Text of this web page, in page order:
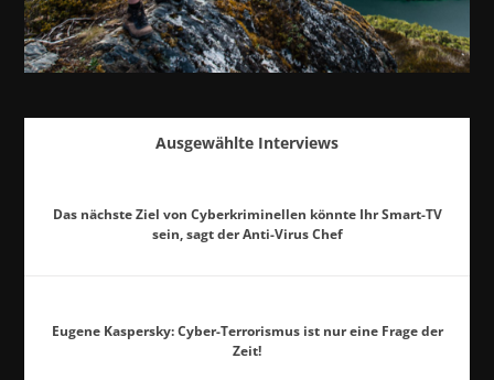
Ausgewählte Interviews
Das nächste Ziel von Cyberkriminellen könnte Ihr Smart-TV
sein, sagt der Anti-Virus Chef
Eugene Kaspersky: Cyber-Terrorismus ist nur eine Frage der
Zeit!